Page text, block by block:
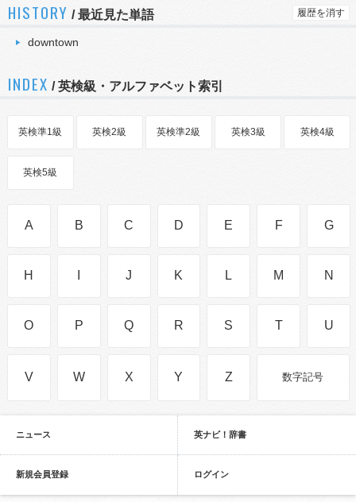
HISTORY /最近見た単語 履歴を消す
downtown
INDEX / 英検級・アルファベット索引
英検準1級 英検2級 英検準2級 英検3級 英検4級
英検5級
A B C D E F G
H J K L M N
O P Q R S T U
V W X Y Z 数字記号
ニュース 英ナビ！辞書
新規会員登録 ログイン